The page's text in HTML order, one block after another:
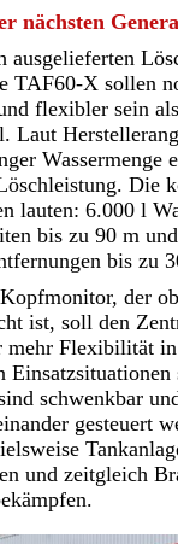
nächsten
ausgelieferten
TAF60-X sollen
flexibler sein
Laut
Wassermenge
Die
lauten: 6.000 l
bis zu 90 m
bis zu
der
ist, soll den
mehr Flexibilität in
Einsatzsituationen
schwenkbar
gesteuert
und zeitgleich